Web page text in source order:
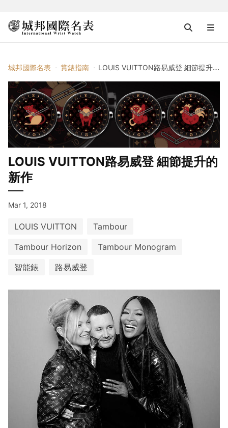
城邦國際名表 賞錶指南 LOUIS VUITTON路易威登 細節提升的新作
LOUIS VUITTON路易威登 細節提升的
新作
Mar 1, 2018
LOUIS VUITTON
Tambour
Tambour Horizon
Tambour Monogram
智能錶
路易威登